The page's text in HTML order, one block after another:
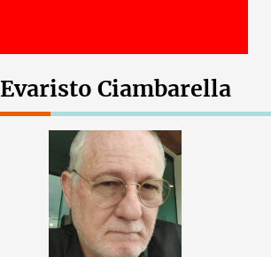
Evaristo Ciambarella